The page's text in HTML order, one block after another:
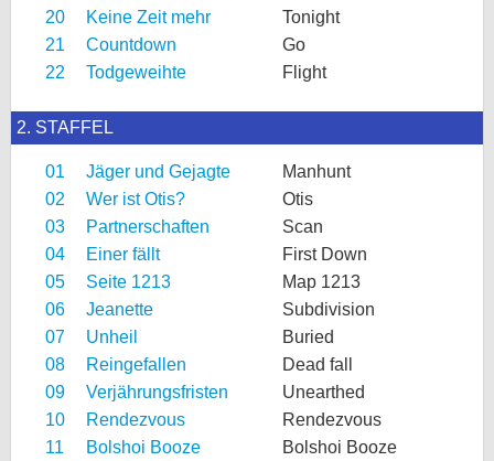
20
Keine Zeit mehr
Tonight
21
Countdown
Go
22
Todgeweihte Flight
2. STAFFEL
01 Jäger und Gejagte
Manhunt
02
Wer ist Otis?
Otis
03
Partnerschaften
Scan
04
Einer fällt
First Down
05
Seite 1213
Map 1213
06
Jeanette
Subdivision
07
Unheil
Buried
08
Reingefallen
Dead fall
09
Verjährungsfristen
Unearthed
10
Rendezvous
Rendezvous
11
Bolshoi Booze
Bolshoi Booze